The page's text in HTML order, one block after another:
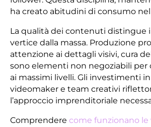
ha creato abitudini di consumo
La qualità dei contenuti distingue
vertice dalla massa. Produzione
attenzione ai dettagli visivi, cura
sono elementi non negoziabili per
ai massimi livelli. Gli investimenti
videomaker e team creativi
l’approccio imprenditoriale
Comprendere come funzionano le